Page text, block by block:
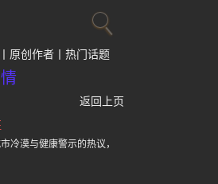
原创作者 热门话题
返回上页
冷漠与健康警示的热议，